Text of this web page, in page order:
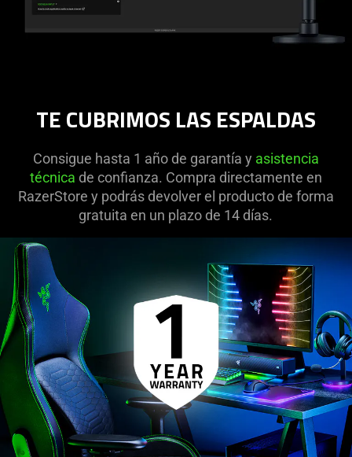
TE CUBRIMOS LAS ESPALDAS
Consigue hasta 1 año de garantía y asistencia
técnica de confianza. Compra directamente en
RazerStore y podrás devolver el producto de forma
gratuita en un plazo de 14 días.